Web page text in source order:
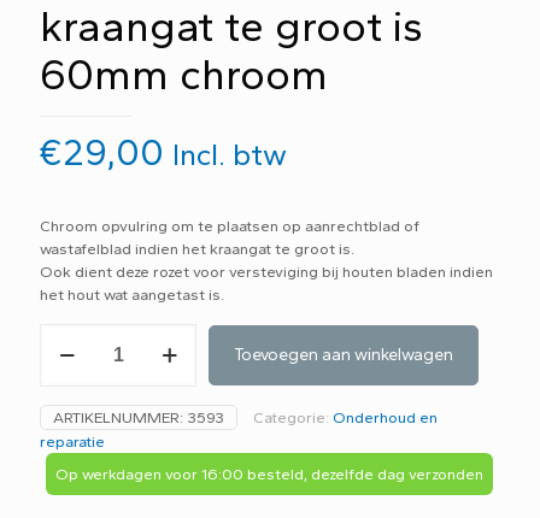
kraangat te groot is
60mm chroom
€29,00 Incl. btw
Chroom opvulring om te plaatsen op aanrechtblad of
wastafelblad indien het kraangat te groot is.
Ook dient deze rozet voor versteviging bij houten bladen indien
het hout wat aangetast is.
vulring
kraangat
te
groot
60mm
Toevoegen aan winkelwagen
ARTIKELNUMMER: 3593 Categorie: Onderhoud en
reparatie
Op werkdagen voor 16:00 besteld, dezelfde dag verzonden